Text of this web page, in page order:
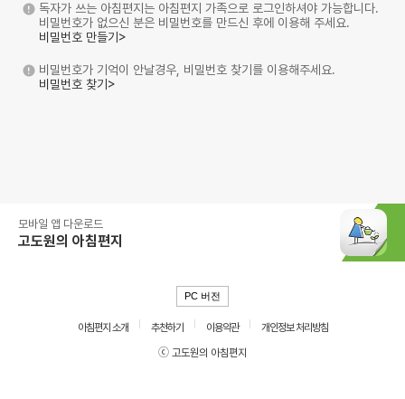
독자가 쓰는 아침편지는 아침편지 가족으로 로그인하셔야 가능합니다.
비밀번호가 없으신 분은 비밀번호를 만드신 후에 이용해 주세요.
비밀번호 만들기>
비밀번호가 기억이 안날경우, 비밀번호 찾기를 이용해주세요.
비밀번호 찾기>
모바일 앱 다운로드
고도원의 아침편지
PC 버전
아침편지 소개 추천하기 이용약관
개인정보 처리방침
ⓒ 고도원의 아침편지